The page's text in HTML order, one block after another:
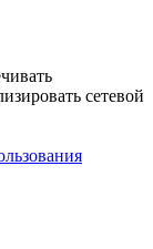
сетевой